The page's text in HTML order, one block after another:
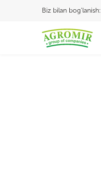
Biz bilan bog'lanish: